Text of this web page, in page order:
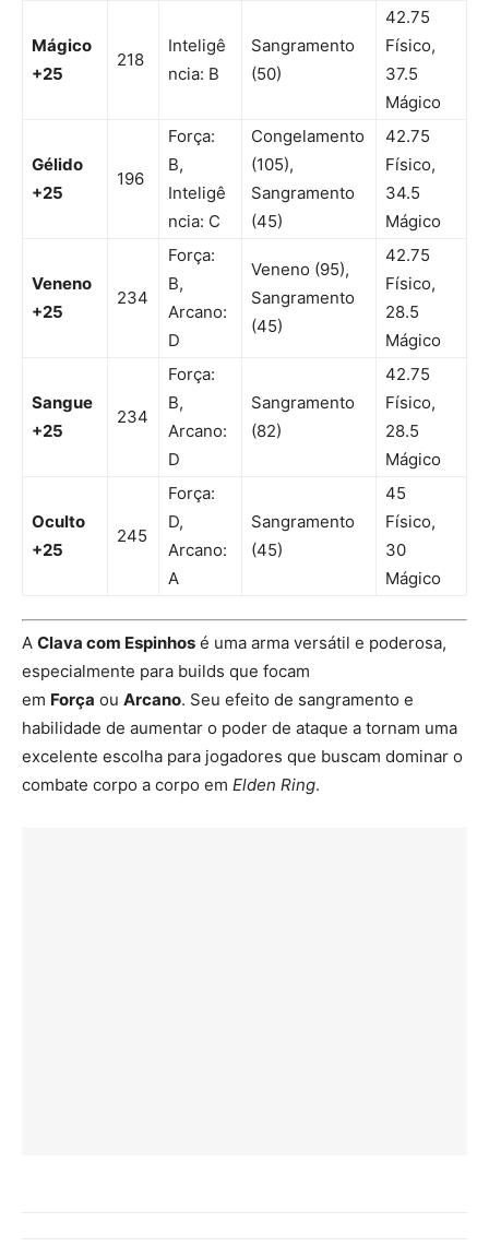
Mágico
+25
218
Inteligê
ncia: B
Sangramento
(50)
42.75
Físico,
37.5
Mágico
Gélido
+25
196
Força:
B,
Inteligê
ncia: C
Congelamento
(105),
Sangramento
(45)
42.75
Físico,
34.5
Mágico
Veneno
+25
234
Força:
B,
Arcano:
D
Veneno (95),
Sangramento
(45)
42.75
Físico,
28.5
Mágico
Sangue
+25
234
Força:
B,
Arcano:
D
Sangramento
(82)
42.75
Físico,
28.5
Mágico
Oculto
+25
245
Força:
D,
Arcano:
A
Sangramento
(45)
45
Físico,
30
Mágico
A Clava com Espinhos é uma arma versátil e poderosa,
especialmente para builds que focam
em Força ou Arcano. Seu efeito de sangramento e
habilidade de aumentar o poder de ataque a tornam uma
excelente escolha para jogadores que buscam dominar o
combate corpo a corpo em Elden Ring.